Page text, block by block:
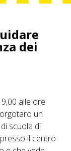
dei
alle ore
un
scuola di
il centro